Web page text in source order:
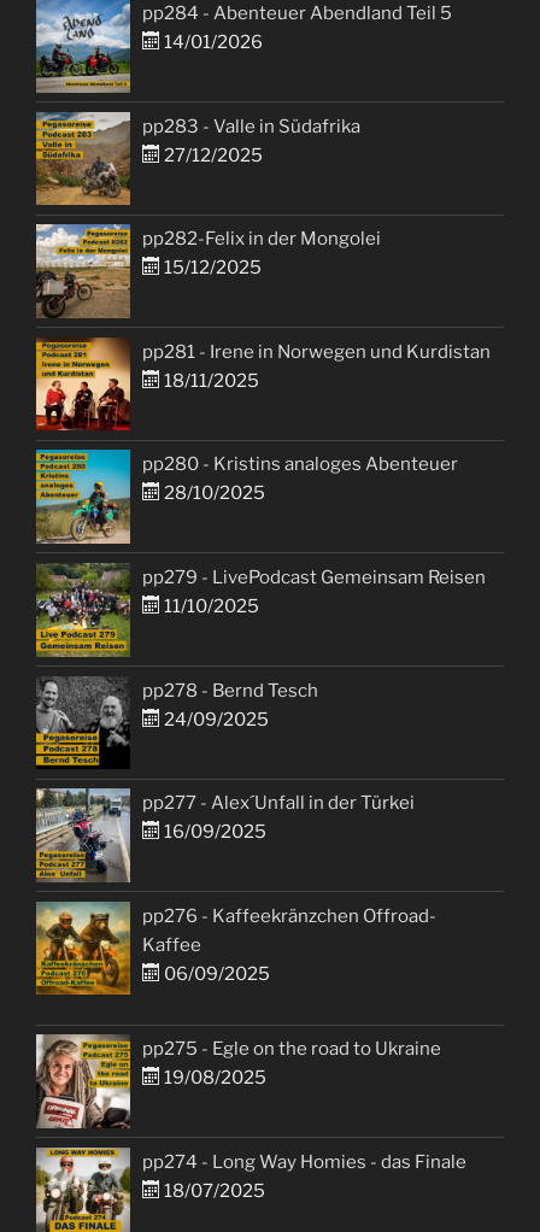
pp284 - Abenteuer Abendland Teil 5
14/01/2026
pp283 - Valle in Südafrika
27/12/2025
pp282-Felix in der Mongolei
15/12/2025
pp281 - Irene in Norwegen und Kurdistan
18/11/2025
pp280 - Kristins analoges Abenteuer
28/10/2025
pp279 - LivePodcast Gemeinsam Reisen
11/10/2025
pp278 - Bernd Tesch
24/09/2025
pp277 - Alex´Unfall in der Türkei
16/09/2025
pp276 - Kaffeekränzchen Offroad-
Kaffee
06/09/2025
pp275 - Egle on the road to Ukraine
19/08/2025
pp274 - Long Way Homies - das Finale
18/07/2025